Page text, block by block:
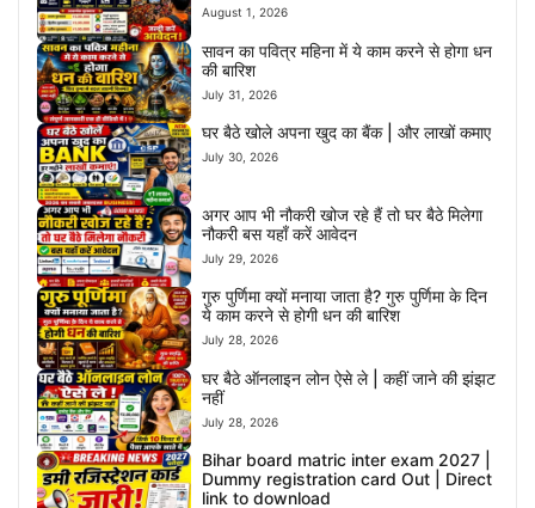
August 1, 2026
सावन का पवित्र महिना में ये काम करने से होगा धन
की बारिश
July 31, 2026
घर बैठे खोले अपना खुद का बैंक | और लाखों कमाए
July 30, 2026
अगर आप भी नौकरी खोज रहे हैं तो घर बैठे मिलेगा
नौकरी बस यहाँ करें आवेदन
July 29, 2026
गुरु पुर्णिमा क्यों मनाया जाता है? गुरु पुर्णिमा के दिन
ये काम करने से होगी धन की बारिश
July 28, 2026
घर बैठे ऑनलाइन लोन ऐसे ले | कहीं जाने की झंझट
नहीं
July 28, 2026
Bihar board matric inter exam 2027 |
Dummy registration card Out | Direct
link to download